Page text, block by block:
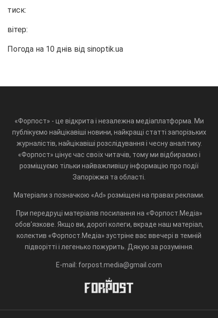
тиск:
вітер:
Погода на 10 днів від sinoptik.ua
«Форпост» - це відкрита і незалежна медіаплатформа. Ми
публікуємо найцікавіші новини, найкращі статті запорізьких
журналістів, найцікавіші розслідування і чесну аналітику.
«Форпост» цінує час своїх читачів, тому ми відбираємо і
розміщуємо тільки найважливішу інформацію про події
Запоріжжя та області.
Матеріали з позначкою «Ad» розміщені на правах реклами.
При передруці матеріалів посилання на «Форпост.Медіа»
обов'язкове. Якщо ви, дорогі колеги, вкраде наш матеріал,
колектив «Форпост.Медіа» зустріне вас ввечері в темній
підворітті і легенько пожурить. Дякую за розуміння.
E-mail: forpost.media@gmail.com